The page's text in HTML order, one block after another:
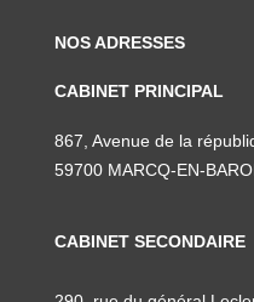
NOS ADRESSES
CABINET PRINCIPAL
867, Avenue de la
59700 MARCQ-EN-
CABINET SECONDAIRE